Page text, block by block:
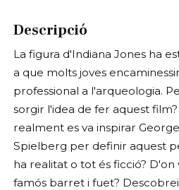
Descripció
La figura d'Indiana Jones ha
a que molts joves
professional a l'arqueologia.
sorgir l'idea de fer aquest
realment es va inspirar
Spielberg per definir aquest
ha realitat o tot és ficció? D'on
famós barret i fuet?